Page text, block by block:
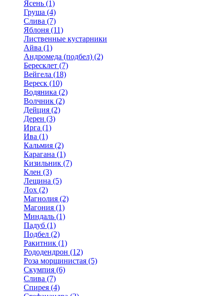
Ясень (1)
Груша (4)
Слива (7)
Яблоня (11)
Лиственные кустарники
Айва (1)
Андромеда (подбел) (2)
Бересклет (7)
Вейгела (18)
Вереск (10)
Водяника (2)
Волчник (2)
Дейция (2)
Дерен (3)
Ирга (1)
Ива (1)
Кальмия (2)
Карагана (1)
Кизильник (7)
Клен (3)
Лещина (5)
Лох (2)
Магнолия (2)
Магония (1)
Миндаль (1)
Падуб (1)
Подбел (2)
Ракитник (1)
Рододендрон (12)
Роза морщинистая (5)
Скумпия (6)
Слива (7)
Спирея (4)